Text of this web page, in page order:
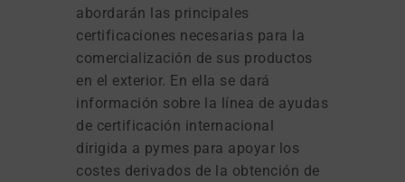
abordarán las principales
certificaciones necesarias para la
comercialización de sus productos
en el exterior. En ella se dará
información sobre la línea de ayudas
de certificación internacional
dirigida a pymes para apoyar los
costes derivados de la obtención de